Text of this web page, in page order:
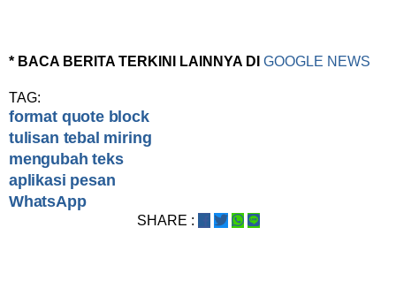
* BACA BERITA TERKINI LAINNYA DI GOOGLE NEWS
TAG:
format quote block
tulisan tebal miring
mengubah teks
aplikasi pesan
WhatsApp
SHARE :